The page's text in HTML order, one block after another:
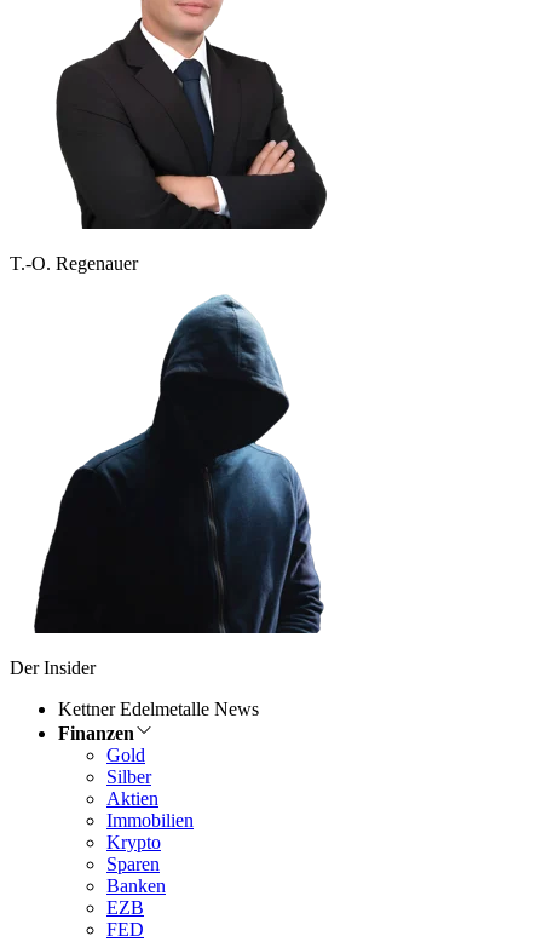
T.-O. Regenauer
Der Insider
Kettner Edelmetalle News
Finanzen
Gold
Silber
Aktien
Immobilien
Krypto
Sparen
Banken
EZB
FED